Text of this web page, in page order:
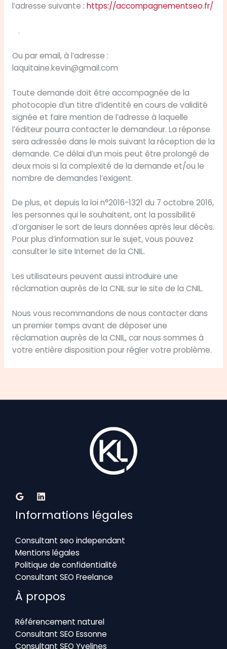
l’adresse suivante : https://accompagnementseo.fr/
.
Ou par email, à l’adresse :
laquitaine.kevin@gmail.com
Toute demande doit être accompagnée de la
photocopie d’un titre d’identité en cours de validité
signée et faire mention de l’adresse à laquelle
l’éditeur pourra contacter le demandeur. La réponse
sera adressée dans le mois suivant la réception de la
demande. Ce délai d’un mois peut être prolongé de
deux mois si la complexité de la demande et/ou le
nombre de demandes l’exigent.
De plus, et depuis la loi n°2016-1321 du 7 octobre 2016,
les personnes qui le souhaitent, ont la possibilité
d’organiser le sort de leurs données après leur décès.
Pour plus d’information sur le sujet, vous pouvez
consulter le site Internet de la CNIL.
Les utilisateurs peuvent aussi introduire une
réclamation auprès de la CNIL sur le site de la CNIL.
Nous vous recommandons de nous contacter dans
un premier temps avant de déposer une
réclamation auprès de la CNIL, car nous sommes à
votre entière disposition pour régler votre problème.
Informations légales
Consultant seo independant
Mentions légales
Politique de confidentialité
Consultant SEO Freelance
À propos
Référencement naturel
Consultant SEO Essonne
Consultant SEO Yvelines